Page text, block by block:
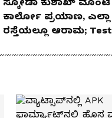
ಕಾರ್ಲೋ ಪ್ರಯಾಣ, ಎಲ್ಲಾ
ರಸ್ತೆಯಲ್ಲೂ ಆರಾಮ; Test